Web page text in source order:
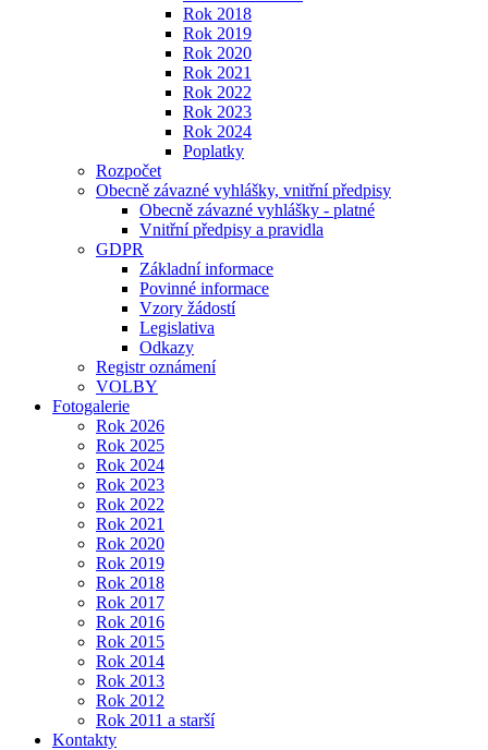
Rok 2018
Rok 2019
Rok 2020
Rok 2021
Rok 2022
Rok 2023
Rok 2024
Poplatky
Rozpočet
Obecně závazné vyhlášky, vnitřní předpisy
Obecně závazné vyhlášky - platné
Vnitřní předpisy a pravidla
GDPR
Základní informace
Povinné informace
Vzory žádostí
Legislativa
Odkazy
Registr oznámení
VOLBY
Fotogalerie
Rok 2026
Rok 2025
Rok 2024
Rok 2023
Rok 2022
Rok 2021
Rok 2020
Rok 2019
Rok 2018
Rok 2017
Rok 2016
Rok 2015
Rok 2014
Rok 2013
Rok 2012
Rok 2011 a starší
Kontakty